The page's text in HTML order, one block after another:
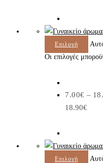
Επιλογή
Οι επιλογές
7.00€ –
18.90€
Επιλογή